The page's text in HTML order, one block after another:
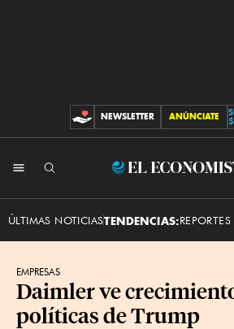
CONTRIBUCIONES
NEWSLETTER ANÚNCIATE
El
ÚLTIMAS NOTICIASTENDENCIAS:
EMPRESAS
Daimler ve
políticas de Trump